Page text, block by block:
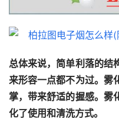
总体来说，简单利落的结
来形容一点都不为过。 雾
掌，带来舒适的握感。 雾
化了使用和清洗方式。